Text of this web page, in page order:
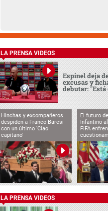
LA PRENSA VIDEOS
Espinel deja
excusas y
debutar: "Está
Hinchas y excompañeros
despiden a Franco Baresi
con un último 'Ciao
capitano'
El futuro
Infantino
FIFA
LA PRENSA VIDEOS